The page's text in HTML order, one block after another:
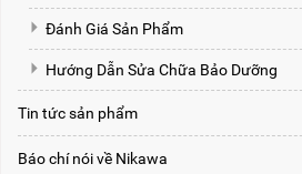
Đánh Giá Sản Phẩm
Hướng Dẫn Sửa Chữa Bảo Dưỡng
Tin tức sản phẩm
Báo chí nói về Nikawa